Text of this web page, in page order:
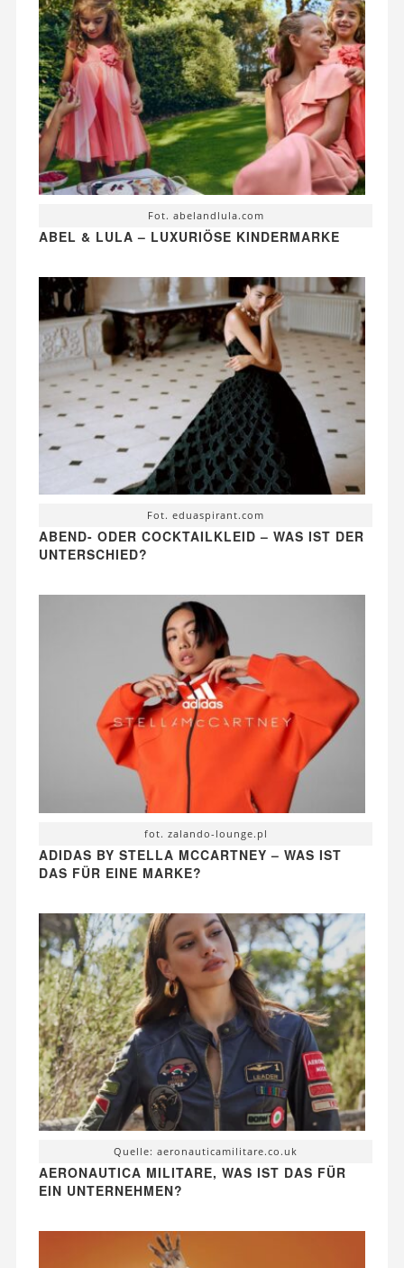
Fot. abelandlula.com
ABEL & LULA – LUXURIÖSE KINDERMARKE
Fot. eduaspirant.com
ABEND- ODER COCKTAILKLEID – WAS IST DER
UNTERSCHIED?
fot. zalando-lounge.pl
ADIDAS BY STELLA MCCARTNEY – WAS IST
DAS FÜR EINE MARKE?
Quelle: aeronauticamilitare.co.uk
AERONAUTICA MILITARE, WAS IST DAS FÜR
EIN UNTERNEHMEN?